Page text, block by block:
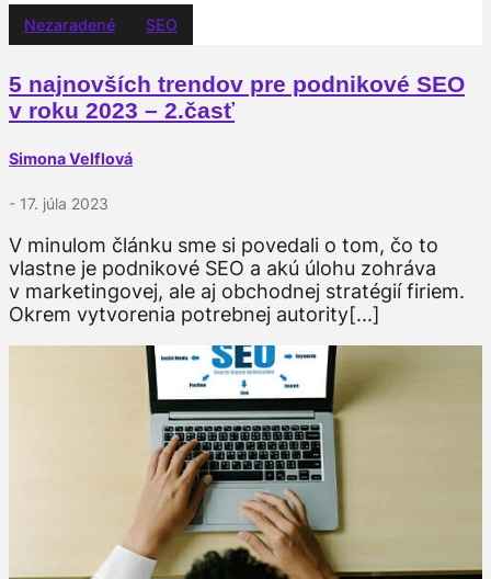
Nezaradené SEO
5 najnovších trendov pre podnikové SEO
v roku 2023 – 2.časť
Simona Velflová
- 17. júla 2023
V minulom článku sme si povedali o tom, čo to
vlastne je podnikové SEO a akú úlohu zohráva
v marketingovej, ale aj obchodnej stratégií firiem.
Okrem vytvorenia potrebnej autority[...]